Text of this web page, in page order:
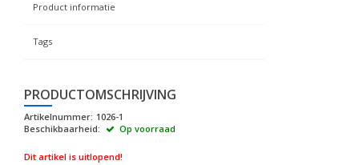
Product informatie
Tags
PRODUCTOMSCHRIJVING
Artikelnummer: 1026-1
Beschikbaarheid:
Op voorraad
Dit artikel is uitlopend!